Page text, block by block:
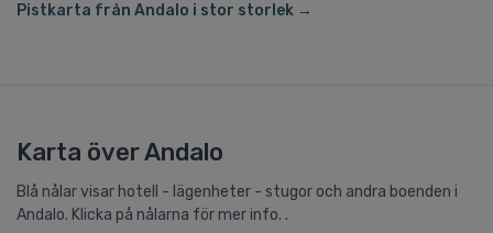
Pistkarta från Andalo i stor storlek →
Karta över Andalo
Blå nålar visar hotell - lägenheter - stugor och andra boenden i
Andalo. Klicka på nålarna för mer info. .